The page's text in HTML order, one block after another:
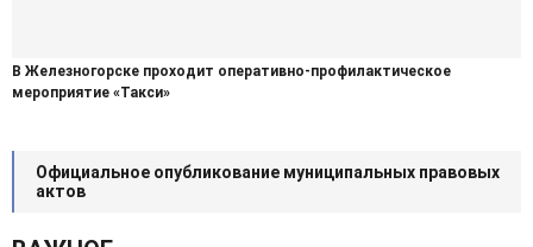
В Железногорске проходит оперативно-профилактическое
мероприятие «Такси»
Официальное опубликование муниципальных правовых
актов